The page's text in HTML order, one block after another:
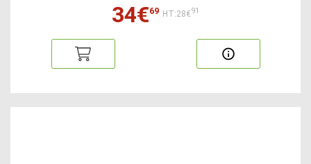
34€69 HT:28€91